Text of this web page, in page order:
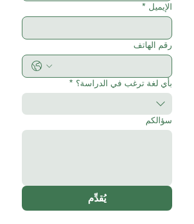
الإيميل *
رقم الهاتف
بأي لغة ترغب في الدراسة؟ *
سؤالكم
يُقدِّم